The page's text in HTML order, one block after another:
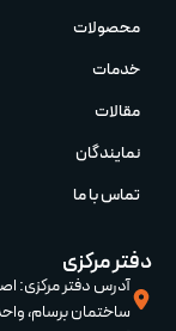
محصولات
خدمات
مقالات
نمایندگان
تماس با ما
دفتر مرکزی
آدرس دفتر مرکزی:
ساختمان برسام، واحد